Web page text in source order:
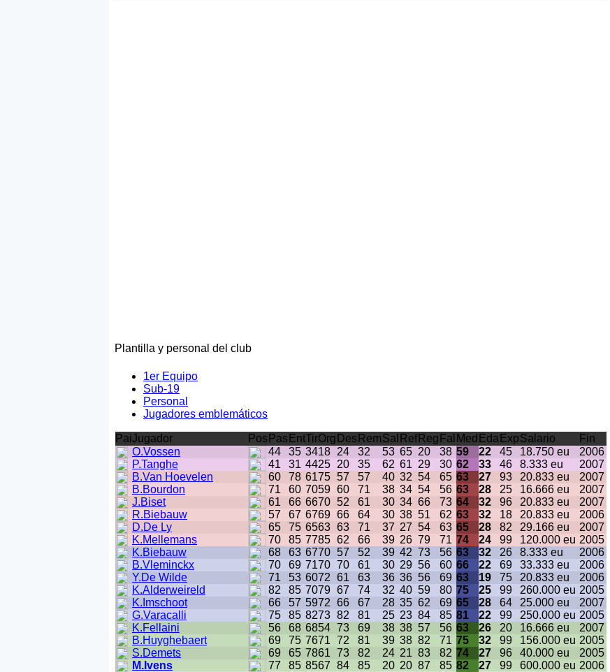
Plantilla y personal del club
1er Equipo
Sub-19
Personal
Jugadores emblemáticos
PaiJugador Pos Pas EntTirOrg Des RemSal Ref Reg Fal Med Eda ExpSalario
Fin
O.Vossen
44 35 3418 24 32 53 65 20 38 59 22 45 18.750 eu
2006
P.Tanghe
41 31 4425 20 35 62 61 29 30 62 33 46 8.333 eu
2007
B.Van Hoevelen
60 78 6175 57 57 40 32 54 65 63 27 93 20.833 eu
2007
B.Bourdon
71 60 7059 60 71 38 34 54 56 63 28 25 16.666 eu
2007
J.Biset
61 66 6670 52 61 30 34 66 73 64 32 96 20.833 eu
2007
R.Biebauw
57 67 6769 66 64 30 38 51 62 63 32 18 20.833 eu
2006
D.De Ly
65 75 6563 63 71 37 27 54 63 65 28 82 29.166 eu
2007
K.Mellemans
70 85 7785 62 66 39 26 79 71 74 24 99 120.000 eu 2005
K.Biebauw
68 63 6770 57 52 39 42 73 56 63 32 26 8.333 eu
2006
B.Vleminckx
70 69 7170 70 61 30 29 56 60 66 22 69 33.333 eu
2006
Y.De Wilde
71 53 6072 61 63 36 36 56 69 63 19 75 20.833 eu
2006
K.Alderweireld
82 85 7079 67 74 32 40 59 80 75 25 99 260.000 eu 2005
K.Imschoot
66 57 5972 66 67 28 35 62 69 65 28 64 25.000 eu
2007
G.Varacalli
75 85 8273 82 81 25 23 84 85 81 22 99 250.000 eu 2005
K.Fellaini
56 68 6854 73 69 38 38 57 56 63 26 20 16.666 eu
2007
B.Huyghebaert
69 75 7671 72 81 39 38 82 71 75 32 99 156.000 eu 2005
S.Demets
69 65 7861 73 82 24 21 83 82 74 27 96 40.000 eu
2005
M.Ivens
77 85 8567 84 85 20 20 87 85 82 27 99 600.000 eu 2006